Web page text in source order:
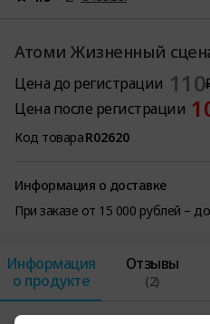
Атоми Жизненный
Цена до регистрации 110
Цена после регистрации
Код товараR02620
Информация о доставке
При заказе от 15 000 рублей –
Информация
о продукте
Отзывы
(2)